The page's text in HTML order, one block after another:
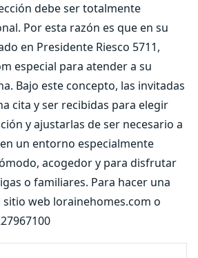
debe ser totalmente
Por esta razón es que en su
en Presidente Riesco 5711,
especial para atender a su
Bajo este concepto, las invitadas
cita y ser recibidas para elegir
y ajustarlas de ser necesario a
un entorno especialmente
acogedor y para disfrutar
o familiares. Para hacer una
web lorainehomes.com o